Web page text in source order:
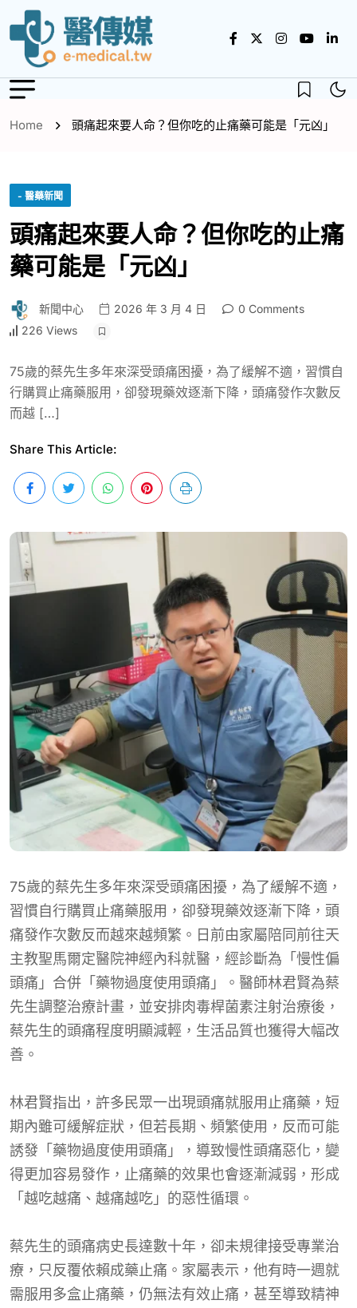
Home 頭痛起來要人命？但你吃的止痛藥可能是「元凶」
- 醫藥新聞
頭痛起來要人命？但你吃的止痛
藥可能是「元凶」
新聞中心 2026 年 3 月 4 日
0 Comments
226 Views
75歲的蔡先生多年來深受頭痛困擾，為了緩解不適，習慣自
行購買止痛藥服用，卻發現藥效逐漸下降，頭痛發作次數反
而越 […]
Share This Article:
75歲的蔡先生多年來深受頭痛困擾，為了緩解不適，
習慣自行購買止痛藥服用，卻發現藥效逐漸下降，頭
痛發作次數反而越來越頻繁。日前由家屬陪同前往天
主教聖馬爾定醫院神經內科就醫，經診斷為「慢性偏
頭痛」合併「藥物過度使用頭痛」。醫師林君賢為蔡
先生調整治療計畫，並安排肉毒桿菌素注射治療後，
蔡先生的頭痛程度明顯減輕，生活品質也獲得大幅改
善。
林君賢指出，許多民眾一出現頭痛就服用止痛藥，短
期內雖可緩解症狀，但若長期、頻繁使用，反而可能
誘發「藥物過度使用頭痛」，導致慢性頭痛惡化，變
得更加容易發作，止痛藥的效果也會逐漸減弱，形成
「越吃越痛、越痛越吃」的惡性循環。
蔡先生的頭痛病史長達數十年，卻未規律接受專業治
療，只反覆依賴成藥止痛。家屬表示，他有時一週就
需服用多盒止痛藥，仍無法有效止痛，甚至導致精神